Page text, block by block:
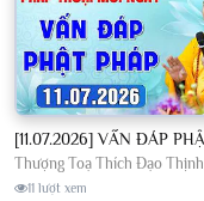
Thượng Toạ Thích Đạo Thịnh
11 lượt xem